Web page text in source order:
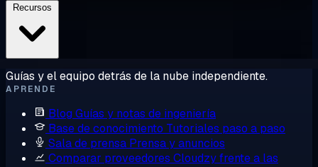
Guías y el equipo detrás de la nube independiente.
APRENDE
Blog Guías y notas de ingeniería
Base de conocimiento Tutoriales paso a paso
Sala de prensa Prensa y anuncios
Comparar proveedores Cloudzy frente a las